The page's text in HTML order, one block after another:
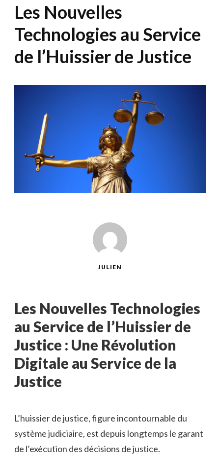
Les Nouvelles
Technologies au Service
de l’Huissier de Justice
JULIEN
Les Nouvelles Technologies
au Service de l’Huissier de
Justice : Une Révolution
Digitale au Service de la
Justice
L’huissier de justice, figure incontournable du
système judiciaire, est depuis longtemps le garant
de l’exécution des décisions de justice.